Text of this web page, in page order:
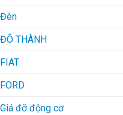
Đèn
ĐÔ THÀNH
FIAT
FORD
Giá đỡ động cơ